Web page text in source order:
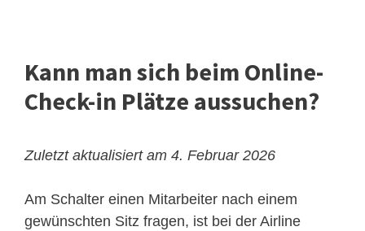
Kann man sich beim Online-
Check-in Plätze aussuchen?
Zuletzt aktualisiert am 4. Februar 2026
Am Schalter einen Mitarbeiter nach einem
gewünschten Sitz fragen, ist bei der Airline